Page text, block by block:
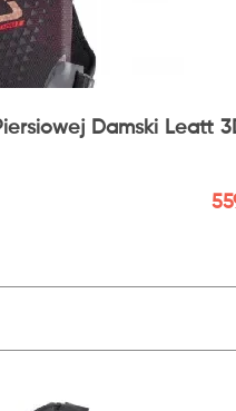
Damski Leatt